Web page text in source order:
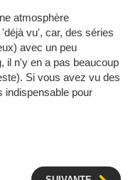
atmosphère
vu', car, des séries
avec un peu
il n'y en a pas beaucoup
Si vous avez vu des
indispensable pour